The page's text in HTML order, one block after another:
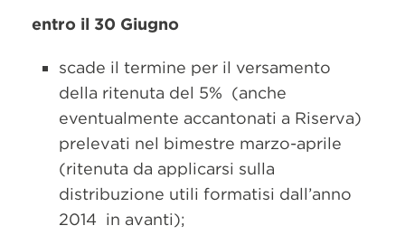
entro il 30 Giugno
scade il termine per il versamento
della ritenuta del 5% (anche
eventualmente accantonati a Riserva)
prelevati nel bimestre marzo-aprile
(ritenuta da applicarsi sulla
distribuzione utili formatisi dall’anno
2014 in avanti);